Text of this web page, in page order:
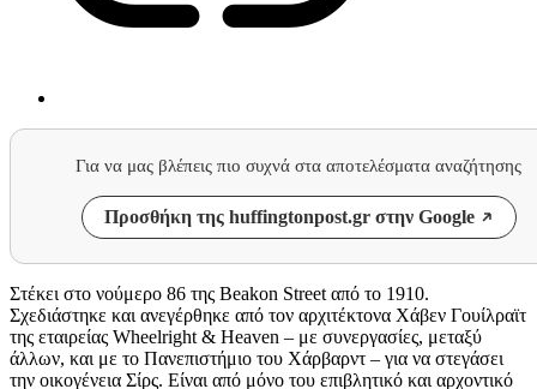
Για να μας βλέπεις πιο συχνά στα αποτελέσματα αναζήτησης
Προσθήκη της huffingtonpost.gr στην Google
Στέκει στο νούμερο 86 της Βeakon Street από το 1910.
Σχεδιάστηκε και ανεγέρθηκε από τον αρχιτέκτονα Χάβεν Γουίλραϊτ
της εταιρείας Wheelright & Heaven – με συνεργασίες, μεταξύ
άλλων, και με το Πανεπιστήμιο του Χάρβαρντ – για να στεγάσει
την οικογένεια Σίρς. Είναι από μόνο του επιβλητικό και αρχοντικό